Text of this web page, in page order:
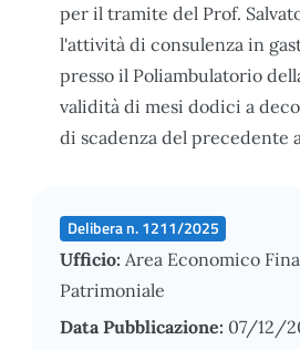
per il tramite del Prof.
l'attività di consulenza in
presso il Poliambulatorio
validità di mesi dodici a
di scadenza del precedente
Delibera n. 1211/2025
Ufficio: Area Economico
Patrimoniale
Data Pubblicazione: 07/12/